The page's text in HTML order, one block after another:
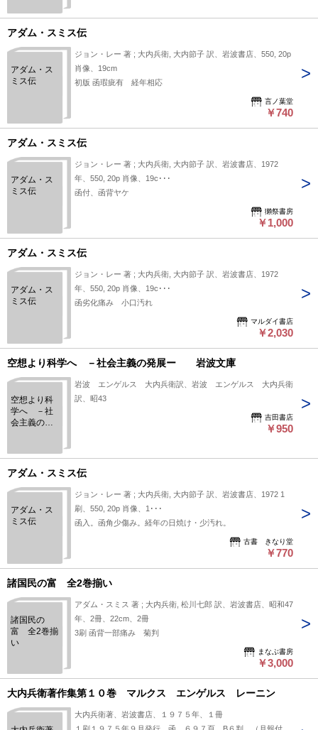
アダム・スミス伝
アダム・ス
ミス伝
ジョン・レー 著 ; 大内兵衛, 大内節子 訳、岩波書店、550, 20p
肖像、19cm
初版 函瑕疵有 経年相応
言ノ葉堂
￥740
アダム・スミス伝
アダム・ス
ミス伝
ジョン・レー 著 ; 大内兵衛, 大内節子 訳、岩波書店、1972
年、550, 20p 肖像、19c･･･
函付、函背ヤケ
獺祭書房
￥1,000
アダム・スミス伝
アダム・ス
ミス伝
ジョン・レー 著 ; 大内兵衛, 大内節子 訳、岩波書店、1972
年、550, 20p 肖像、19c･･･
函劣化痛み 小口汚れ
マルダイ書店
￥2,030
空想より科学へ －社会主義の発展ー 岩波文庫
空想より科
学へ －社
会主義の発
岩波 エンゲルス 大内兵衛訳、岩波 エンゲルス 大内兵衛
訳、昭43
吉田書店
￥950
アダム・スミス伝
アダム・ス
ミス伝
ジョン・レー 著 ; 大内兵衛, 大内節子 訳、岩波書店、1972 1
刷、550, 20p 肖像、1･･･
函入。函角少傷み。経年の日焼け・少汚れ。
古書 きなり堂
￥770
諸国民の富 全2巻揃い
諸国民の
富 全2巻揃
い
アダム・スミス 著 ; 大内兵衛, 松川七郎 訳、岩波書店、昭和47
年、2冊、22cm、2冊
3刷 函背一部痛み 菊判
まなぶ書房
￥3,000
大内兵衛著作集第１０巻 マルクス エンゲルス レーニン
大内兵衛著、岩波書店、１９７５年、１冊